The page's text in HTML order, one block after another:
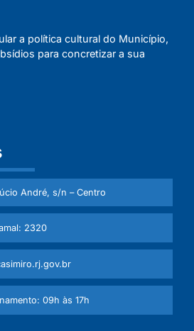
a política cultural do Município,
para concretizar a sua
André, s/n – Centro
2320
09h às 17h